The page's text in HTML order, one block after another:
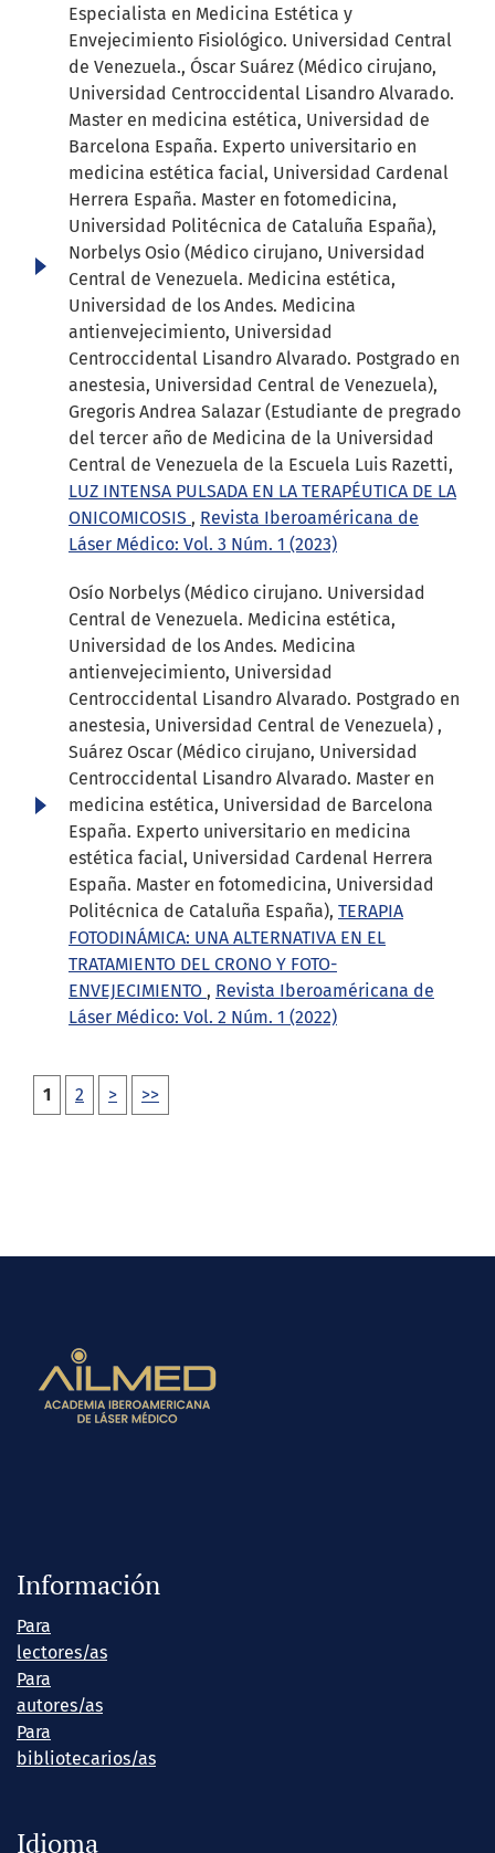
Especialista en Medicina Estética y
Envejecimiento Fisiológico. Universidad Central
de Venezuela., Óscar Suárez (Médico cirujano,
Universidad Centroccidental Lisandro Alvarado.
Master en medicina estética, Universidad de
Barcelona España. Experto universitario en
medicina estética facial, Universidad Cardenal
Herrera España. Master en fotomedicina,
Universidad Politécnica de Cataluña España),
Norbelys Osio (Médico cirujano, Universidad
Central de Venezuela. Medicina estética,
Universidad de los Andes. Medicina
antienvejecimiento, Universidad
Centroccidental Lisandro Alvarado. Postgrado en
anestesia, Universidad Central de Venezuela),
Gregoris Andrea Salazar (Estudiante de pregrado
del tercer año de Medicina de la Universidad
Central de Venezuela de la Escuela Luis Razetti,
LUZ INTENSA PULSADA EN LA TERAPÉUTICA DE LA
ONICOMICOSIS , Revista Iberoaméricana de
Láser Médico: Vol. 3 Núm. 1 (2023)
Osío Norbelys (Médico cirujano. Universidad
Central de Venezuela. Medicina estética,
Universidad de los Andes. Medicina
antienvejecimiento, Universidad
Centroccidental Lisandro Alvarado. Postgrado en
anestesia, Universidad Central de Venezuela) ,
Suárez Oscar (Médico cirujano, Universidad
Centroccidental Lisandro Alvarado. Master en
medicina estética, Universidad de Barcelona
España. Experto universitario en medicina
estética facial, Universidad Cardenal Herrera
España. Master en fotomedicina, Universidad
Politécnica de Cataluña España), TERAPIA
FOTODINÁMICA: UNA ALTERNATIVA EN EL
TRATAMIENTO DEL CRONO Y FOTO-
ENVEJECIMIENTO , Revista Iberoaméricana de
Láser Médico: Vol. 2 Núm. 1 (2022)
1 2 > >>
Información
Para
lectores/as
Para
autores/as
Para
bibliotecarios/as
Idioma